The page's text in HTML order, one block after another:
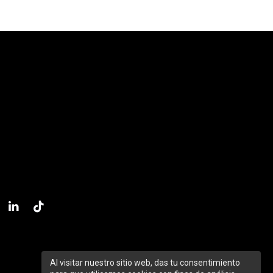
Al visitar nuestro sitio web, das tu consentimiento